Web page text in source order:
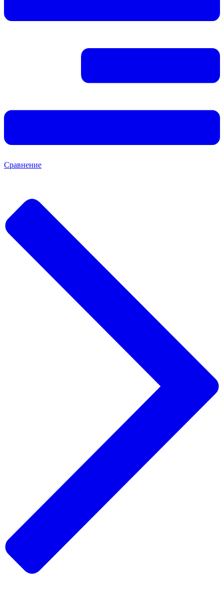
Сравнение